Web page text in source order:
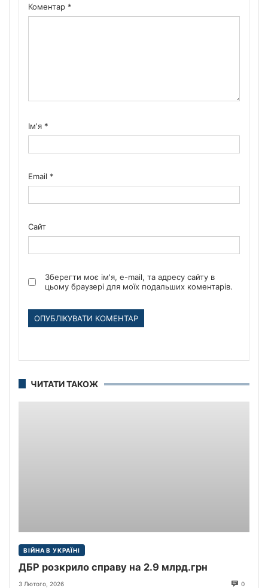
Коментар *
Ім'я *
Email *
Сайт
Зберегти моє ім'я, e-mail, та адресу сайту в
цьому браузері для моїх подальших коментарів.
ЧИТАТИ ТАКОЖ
ВІЙНА В УКРАЇНІ
ДБР розкрило справу на 2.9 млрд.грн
3 Лютого, 2026 0